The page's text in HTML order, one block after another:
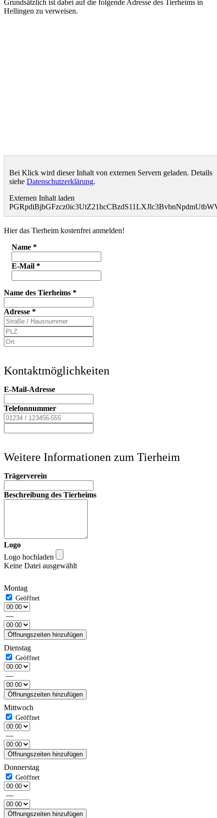
Grundsätzlich ist dabei auf die folgende Adresse des Tierheims in
Hellingen zu verweisen.
Bei Klick wird dieser Inhalt von externen Servern geladen. Details
siehe Datenschutzerklärung.
Externen Inhalt laden
Hier das Tierheim kostenfrei anmelden!
Name *
E-Mail *
Name des Tierheims *
Adresse *
Kontaktmöglichkeiten
E-Mail-Adresse
Telefonnummer
Weitere Informationen zum Tierheim
Trägerverein
Beschreibung des Tierheims
Logo
Logo hochladen
Keine Datei ausgewählt
Montag
—
Öffnungszeiten hinzufügen
Dienstag
—
Öffnungszeiten hinzufügen
Mittwoch
—
Öffnungszeiten hinzufügen
Donnerstag
—
Öffnungszeiten hinzufügen